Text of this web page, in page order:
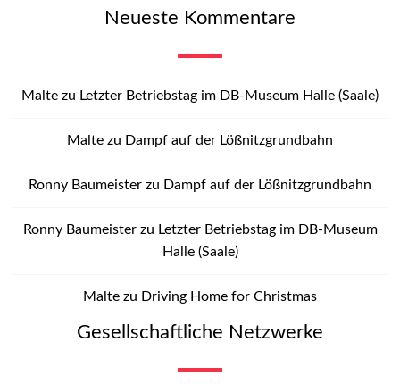
Neueste Kommentare
Malte zu Letzter Betriebstag im DB-Museum Halle (Saale)
Malte zu Dampf auf der Lößnitzgrundbahn
Ronny Baumeister zu Dampf auf der Lößnitzgrundbahn
Ronny Baumeisterzu Letzter Betriebstag im DB-Museum
Halle (Saale)
Malte zu Driving Home for Christmas
Gesellschaftliche Netzwerke